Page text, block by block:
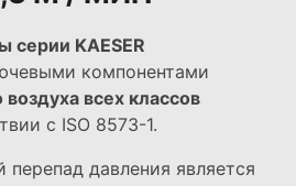
KAESER
компонентами
всех классов
с ISO 8573-1.
перепад давления является